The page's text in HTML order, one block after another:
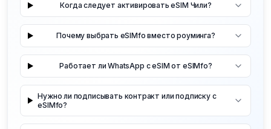
Когда следует активировать eSIM Чили?
Почему выбрать eSIMfo вместо роуминга?
Работает ли WhatsApp с eSIM от eSIMfo?
Нужно ли подписывать контракт или подписку с
eSIMfo?